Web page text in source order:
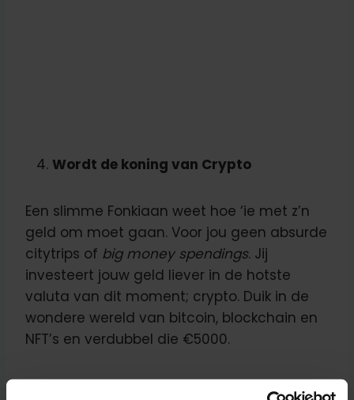
Wordt de koning van Crypto
Een slimme Fonkiaan weet hoe ‘ie met z’n
geld om moet gaan. Voor jou geen absurde
citytrips of big money spendings. Jij
investeert jouw geld liever in de hotste
valuta van dit moment; crypto. Duik in de
wondere wereld van bitcoin, blockchain en
NFT’s en verdubbel die €5000.